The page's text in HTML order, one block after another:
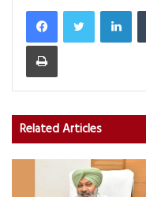
Print
Related Articles